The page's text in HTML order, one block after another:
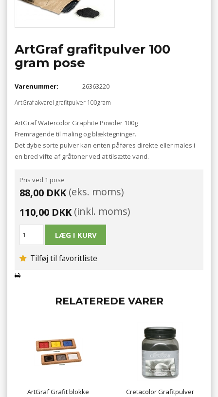
ArtGraf grafitpulver 100
gram pose
Varenummer: 26363220
ArtGraf akvarel grafitpulver 100gram
ArtGraf Watercolor Graphite Powder 100g
Fremragende til maling og blæktegninger.
Det dybe sorte pulver kan enten påføres direkte eller males i
en bred vifte af gråtoner ved at tilsætte vand.
Pris ved 1 pose
88,00 DKK(eks. moms)
110,00 DKK(inkl. moms)
Tilføj til favoritliste
RELATEREDE VARER
ArtGraf Grafit blokke
Cretacolor Grafitpulver